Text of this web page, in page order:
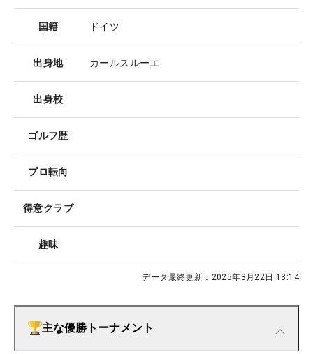
国籍 ドイツ
出身地 カールスルーエ
出身校
ゴルフ歴
プロ転向
得意クラブ
趣味
データ最終更新： 2025年3月22日 13:14
主な優勝トーナメント